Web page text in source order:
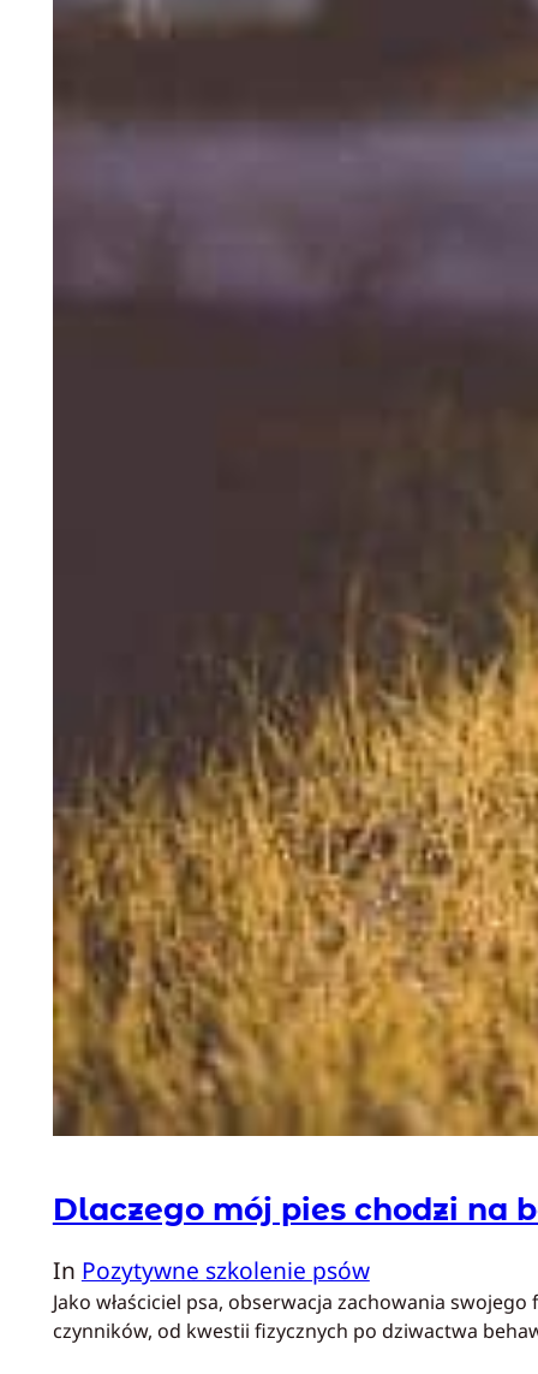
Dlaczego mój pies chodzi na
In Pozytywne szkolenie psów
Jako właściciel psa, obserwacja zachowania
czynników, od kwestii fizycznych po dziwactwa